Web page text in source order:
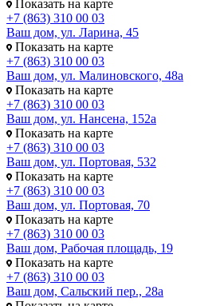
Показать на карте
+7 (863) 310 00 03
Ваш дом, ул. Ларина, 45
Показать на карте
+7 (863) 310 00 03
Ваш дом, ул. Малиновского, 48а
Показать на карте
+7 (863) 310 00 03
Ваш дом, ул. Нансена, 152а
Показать на карте
+7 (863) 310 00 03
Ваш дом, ул. Портовая, 532
Показать на карте
+7 (863) 310 00 03
Ваш дом, ул. Портовая, 70
Показать на карте
+7 (863) 310 00 03
Ваш дом, Рабочая площадь, 19
Показать на карте
+7 (863) 310 00 03
Ваш дом, Сальский пер., 28а